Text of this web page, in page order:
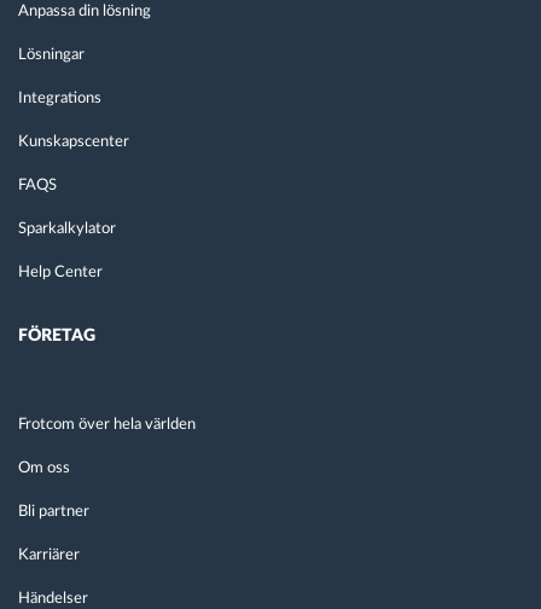
Anpassa din lösning
Lösningar
Integrations
Kunskapscenter
FAQS
Sparkalkylator
Help Center
FÖRETAG
Frotcom över hela världen
Om oss
Bli partner
Karriärer
Händelser